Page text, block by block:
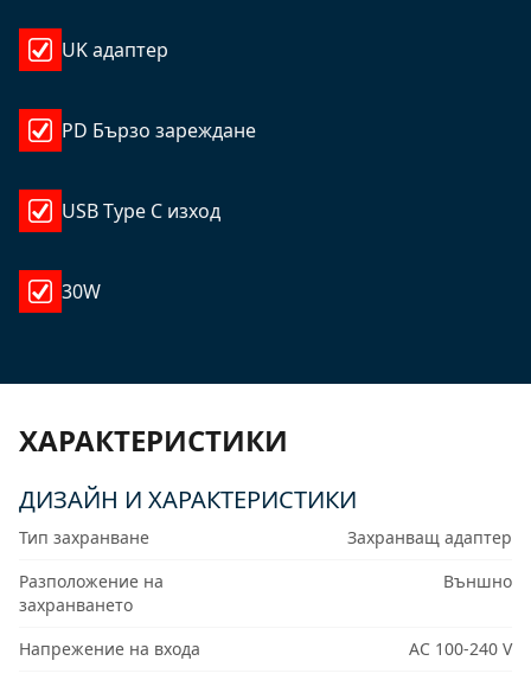
UK адаптер
PD Бързо зареждане
USB Type C изход
30W
ХАРАКТЕРИСТИКИ
ДИЗАЙН И ХАРАКТЕРИСТИКИ
Тип захранване
Захранващ адаптер
Разположение на
захранването
Външно
Напрежение на входа
AC 100-240 V